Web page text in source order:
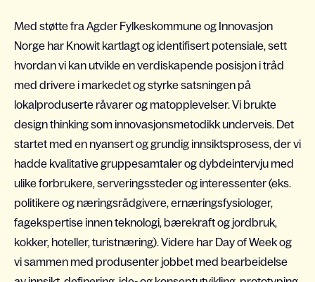
Med støtte fra Agder Fylkeskommune og Innovasjon
Norge har Knowit kartlagt og identifisert potensiale, sett
hvordan vi kan utvikle en verdiskapende posisjon i tråd
med drivere i markedet og styrke satsningen på
lokalproduserte råvarer og matopplevelser. Vi brukte
design thinking som innovasjonsmetodikk underveis. Det
startet med en nyansert og grundig innsiktsprosess, der vi
hadde kvalitative gruppesamtaler og dybdeintervju med
ulike forbrukere, serveringssteder og interessenter (eks.
politikere og næringsrådgivere, ernæringsfysiologer,
fagekspertise innen teknologi, bærekraft og jordbruk,
kokker, hoteller, turistnæring). Videre har Day of Week og
vi sammen med produsenter jobbet med bearbeidelse